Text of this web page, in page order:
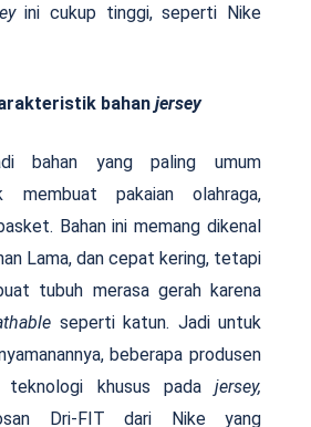
ini cukup tinggi, seperti Nike
bahan jersey
bahan yang paling umum
membuat pakaian olahraga,
Bahan ini memang dikenal
Lama, dan cepat kering, tetapi
tubuh merasa gerah karena
seperti katun. Jadi untuk
beberapa produsen
teknologi khusus pada jersey,
Dri-FIT dari Nike yang